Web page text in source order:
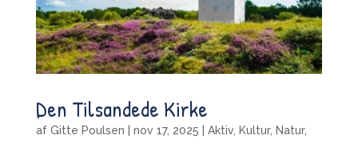
Den Tilsandede Kirke
af Gitte Poulsen nov 17, 2025 Aktiv, Kultur, Natur,